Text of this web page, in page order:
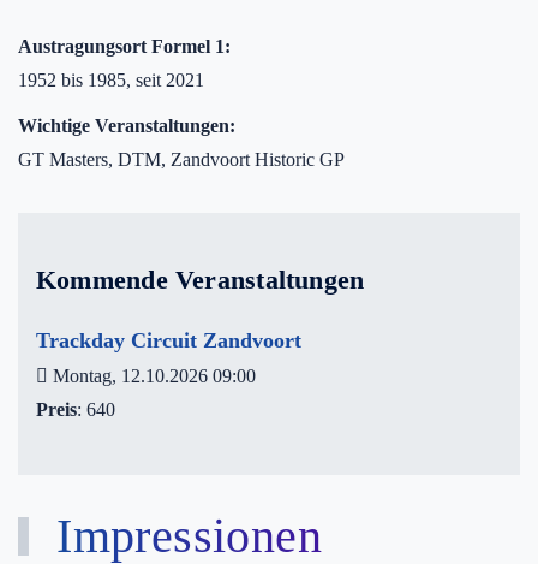
Austragungsort Formel 1:
1952 bis 1985, seit 2021
Wichtige Veranstaltungen:
GT Masters, DTM, Zandvoort Historic GP
Kommende Veranstaltungen
Trackday Circuit Zandvoort
Montag, 12.10.2026 09:00
Preis: 640
Impressionen